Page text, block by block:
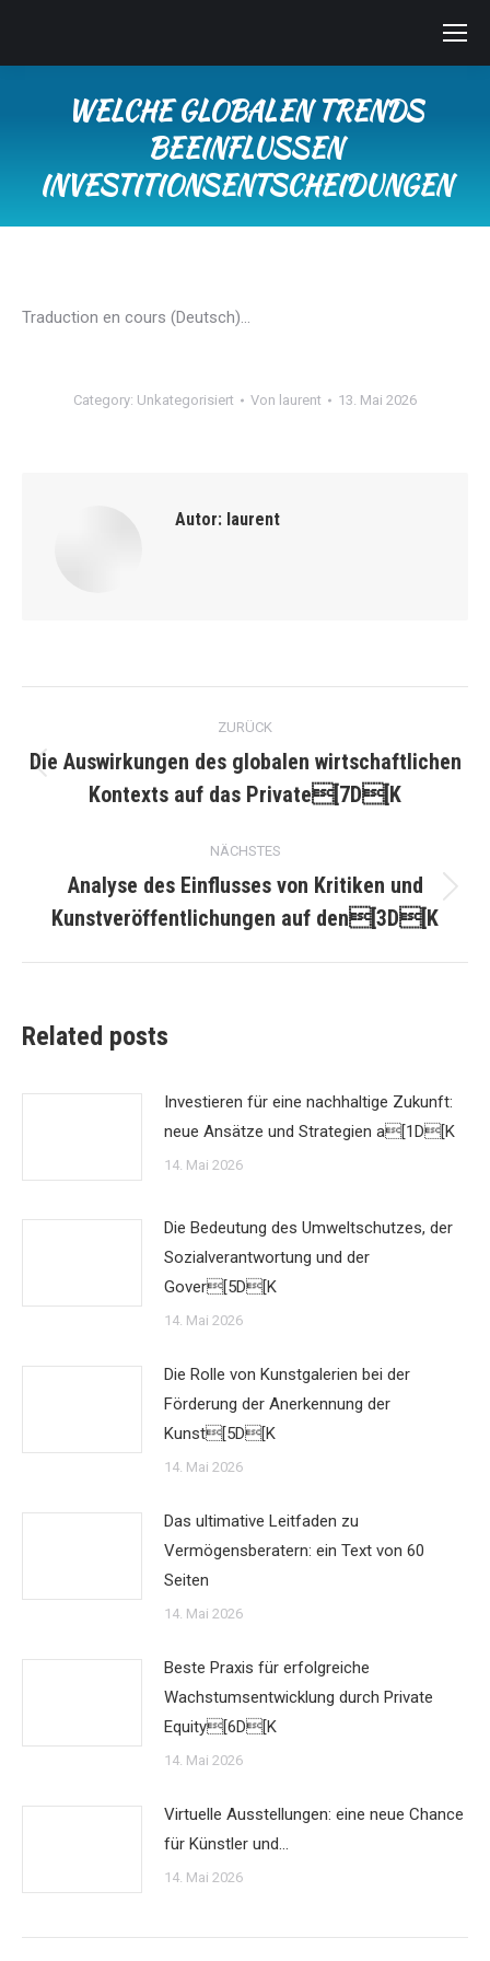
WELCHE GLOBALEN TRENDS
BEEINFLUSSEN
INVESTITIONSENTSCHEIDUNGEN
Traduction en cours (Deutsch)…
Category: Unkategorisiert Von laurent 13. Mai 2026
Autor: laurent
Kommentarnavigation
ZURÜCK
Beitrag:
Die Auswirkungen des globalen wirtschaftlichen
Kontexts auf das Private[7D[K
NÄCHSTES
Beitrag:
Analyse des Einflusses von Kritiken und
Kunstveröffentlichungen auf den[3D[K
Related posts
Investieren für eine nachhaltige Zukunft:
neue Ansätze und Strategien a[1D[K
14. Mai 2026
Die Bedeutung des Umweltschutzes, der
Sozialverantwortung und der
Gover[5D[K
14. Mai 2026
Die Rolle von Kunstgalerien bei der
Förderung der Anerkennung der
Kunst[5D[K
14. Mai 2026
Das ultimative Leitfaden zu
Vermögensberatern: ein Text von 60
Seiten
14. Mai 2026
Beste Praxis für erfolgreiche
Wachstumsentwicklung durch Private
Equity[6D[K
14. Mai 2026
Virtuelle Ausstellungen: eine neue Chance
für Künstler und…
14. Mai 2026